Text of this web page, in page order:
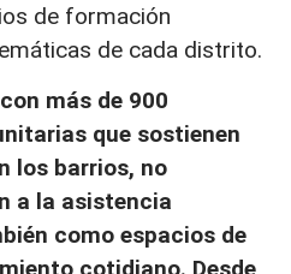
de formación
de cada distrito.
más de 900
que sostienen
los barrios, no
a la asistencia
como espacios de